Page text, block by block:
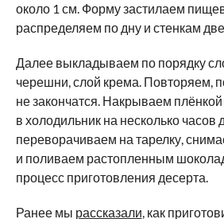
около 1 см. Форму застилаем
распределяем по дну и стенкам
Далее выкладываем по порядку
черешни, слой крема. Повторяем,
не закончатся. Накрываем
в холодильник на несколько часов
переворачиваем на тарелку,
и поливаем растопленным
процесс приготовления десерта.
Ранее мы рассказали, как